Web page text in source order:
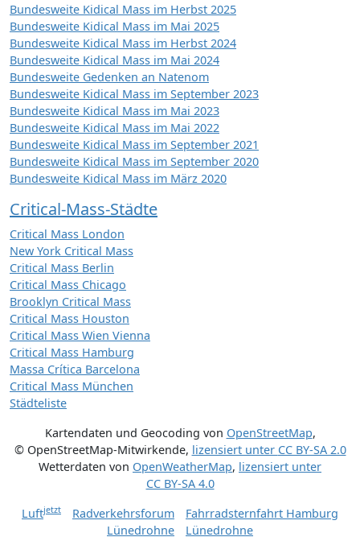
Bundesweite Kidical Mass im Herbst 2025
Bundesweite Kidical Mass im Mai 2025
Bundesweite Kidical Mass im Herbst 2024
Bundesweite Kidical Mass im Mai 2024
Bundesweite Gedenken an Natenom
Bundesweite Kidical Mass im September 2023
Bundesweite Kidical Mass im Mai 2023
Bundesweite Kidical Mass im Mai 2022
Bundesweite Kidical Mass im September 2021
Bundesweite Kidical Mass im September 2020
Bundesweite Kidical Mass im März 2020
Critical-Mass-Städte
Critical Mass London
New York Critical Mass
Critical Mass Berlin
Critical Mass Chicago
Brooklyn Critical Mass
Critical Mass Houston
Critical Mass Wien Vienna
Critical Mass Hamburg
Massa Crítica Barcelona
Critical Mass München
Städteliste
Kartendaten und Geocoding von OpenStreetMap,
© OpenStreetMap-Mitwirkende, lizensiert unter CC BY-SA 2.0
Wetterdaten von OpenWeatherMap, lizensiert unter
CC BY-SA 4.0
Luftjetzt Radverkehrsforum
Fahrradsternfahrt Hamburg
Lünedrohne
Lünedrohne